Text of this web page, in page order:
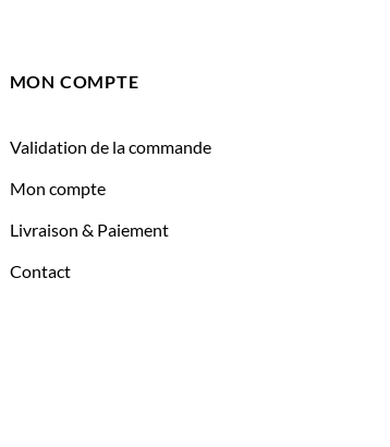
MON COMPTE
Validation de la commande
Mon compte
Livraison & Paiement
Contact